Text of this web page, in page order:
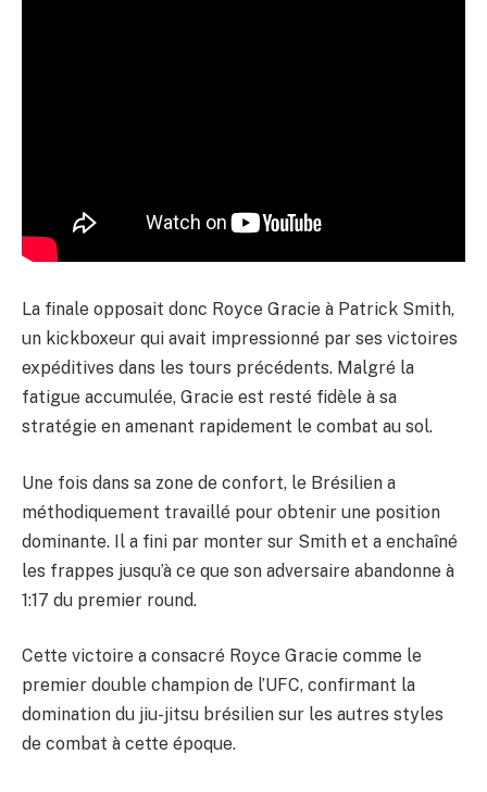
La finale opposait donc Royce Gracie à Patrick Smith,
un kickboxeur qui avait impressionné par ses victoires
expéditives dans les tours précédents. Malgré la
fatigue accumulée, Gracie est resté fidèle à sa
stratégie en amenant rapidement le combat au sol.
Une fois dans sa zone de confort, le Brésilien a
méthodiquement travaillé pour obtenir une position
dominante. Il a fini par monter sur Smith et a enchaîné
les frappes jusqu’à ce que son adversaire abandonne à
1:17 du premier round.
Cette victoire a consacré Royce Gracie comme le
premier double champion de l’UFC, confirmant la
domination du jiu-jitsu brésilien sur les autres styles
de combat à cette époque.